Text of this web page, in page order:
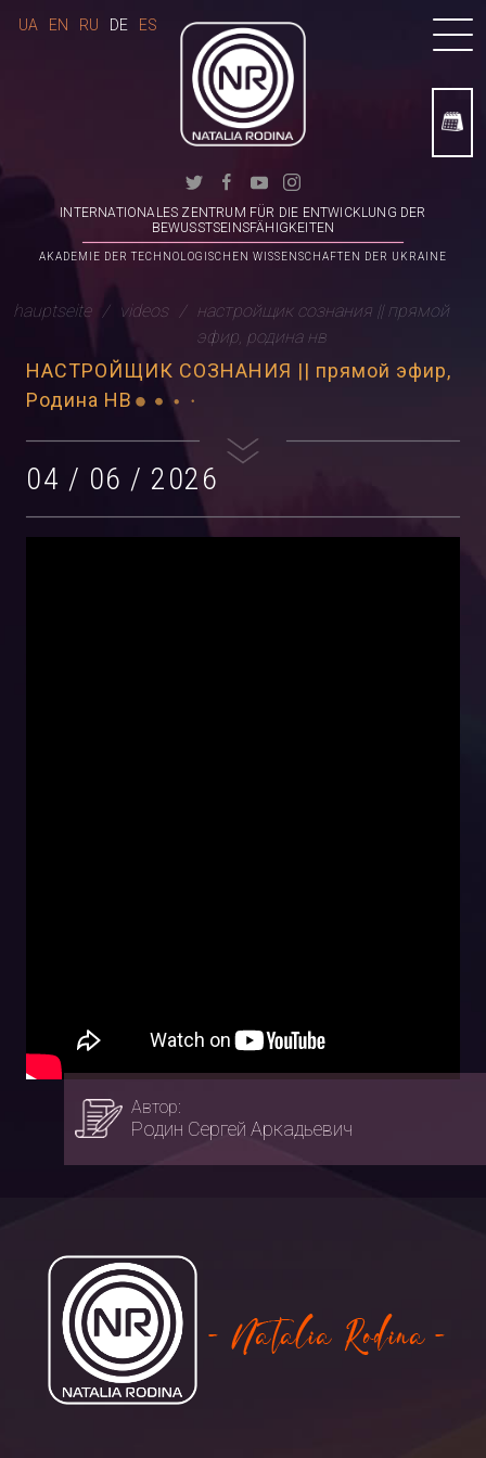
INTERNATIONALES ZENTRUM FÜR DIE ENTWICKLUNG DER
BEWUSSTSEINSFÄHIGKEITEN
AKADEMIE DER TECHNOLOGISCHEN WISSENSCHAFTEN DER UKRAINE
UA EN RU DE ES
hauptseite videos
настройщик сознания || прямой
эфир, родина нв
НАСТРОЙЩИК СОЗНАНИЯ || прямой эфир,
Родина НВ
04 / 06 / 2026
Автор:
Родин Сергей Аркадьевич